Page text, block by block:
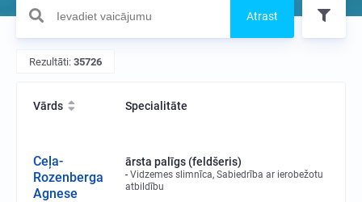
Atrast
Rezultāti: 35726
Vārds Specialitāte
Ceļa-
Rozenberga
Agnese
ārsta palīgs (feldšeris)
Vidzemes slimnīca, Sabiedrība ar ierobežotu
atbildību